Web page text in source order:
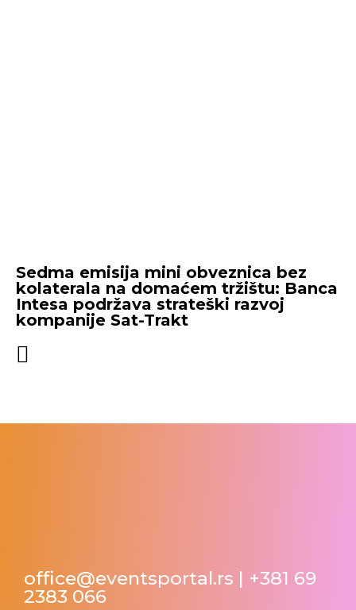
Sedma emisija mini obveznica bez
kolaterala na domaćem tržištu: Banca
Intesa podržava strateški razvoj
kompanije Sat-Trakt
office@eventsportal.rs | +381 69
2383 066